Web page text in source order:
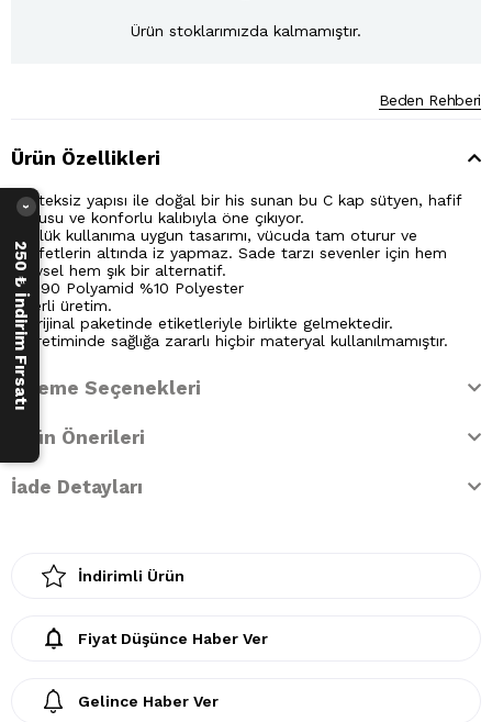
Ürün stoklarımızda kalmamıştır.
Beden Rehberi
Ürün Özellikleri
Desteksiz yapısı ile doğal bir his sunan bu C kap sütyen, hafif
dokusu ve konforlu kalıbıyla öne çıkıyor.
Günlük kullanıma uygun tasarımı, vücuda tam oturur ve
kıyafetlerin altında iz yapmaz. Sade tarzı sevenler için hem
işlevsel hem şık bir alternatif.
* %90 Polyamid %10 Polyester
* Yerli üretim.
* Orijinal paketinde etiketleriyle birlikte gelmektedir.
* Üretiminde sağlığa zararlı hiçbir materyal kullanılmamıştır.
Ödeme Seçenekleri
Ürün Önerileri
İade Detayları
İndirimli Ürün
Fiyat Düşünce Haber Ver
Gelince Haber Ver
250 ₺ İndirim Fırsatı
›